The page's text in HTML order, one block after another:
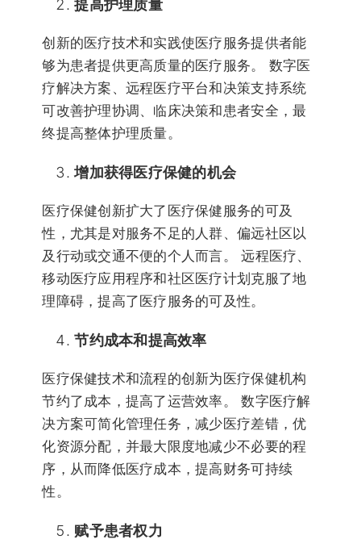
提高护理质量
创新的医疗技术和实践使医疗服务提供者能
够为患者提供更高质量的医疗服务。 数字医
疗解决方案、远程医疗平台和决策支持系统
可改善护理协调、临床决策和患者安全，最
终提高整体护理质量。
增加获得医疗保健的机会
医疗保健创新扩大了医疗保健服务的可及
性，尤其是对服务不足的人群、偏远社区以
及行动或交通不便的个人而言。 远程医疗、
移动医疗应用程序和社区医疗计划克服了地
理障碍，提高了医疗服务的可及性。
节约成本和提高效率
医疗保健技术和流程的创新为医疗保健机构
节约了成本，提高了运营效率。 数字医疗解
决方案可简化管理任务，减少医疗差错，优
化资源分配，并最大限度地减少不必要的程
序，从而降低医疗成本，提高财务可持续
性。
赋予患者权力